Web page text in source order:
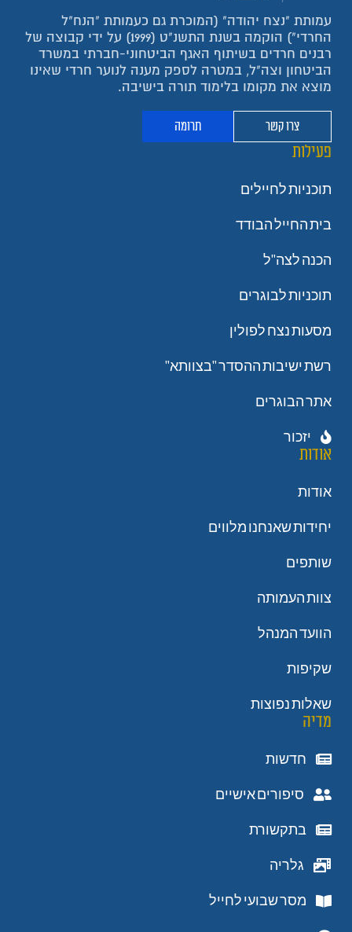
עמותת "נצח יהודה" (המוכרת גם כעמותת "הנח"ל
החרדי") הוקמה בשנת התשנ"ט (1999) על ידי קבוצה של
רבנים חרדים בשיתוף האגף הביטחוני-חברתי במשרד
הביטחון וצה"ל, במטרה לספק מענה לנוער חרדי שאינו
מוצא את מקומו בלימוד תורה בישיבה.
צרו קשר תרומה
פעילות
תוכניות לחיילים
בית החייל הבודד
הכנה לצה"ל
תוכניות לבוגרים
מסעות נצח לפולין
רשת ישיבות ההסדר "בצוותא"
אתר הבוגרים
יזכור
אודות
אודות
יחידות שאנחנו מלווים
שותפים
צוות העמותה
הוועד המנהל
שקיפות
שאלות נפוצות
מדיה
חדשות
סיפורים אישיים
בתקשורת
גלריה
מסר שבועי לחייל